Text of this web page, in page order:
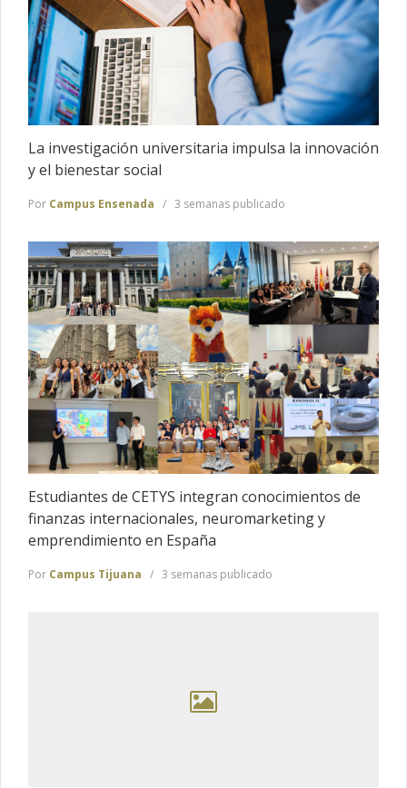
La investigación universitaria impulsa la innovación
y el bienestar social
Por Campus Ensenada 3 semanas publicado
Estudiantes de CETYS integran conocimientos de
finanzas internacionales, neuromarketing y
emprendimiento en España
Por Campus Tijuana 3 semanas publicado